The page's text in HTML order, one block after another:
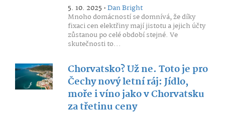
5. 10. 2025 •Dan Bright
Mnoho domácností se domnívá, že díky
fixaci cen elektřiny mají jistotu a jejich účty
zůstanou po celé období stejné. Ve
skutečnosti to...
Chorvatsko? Už ne. Toto je pro
Čechy nový letní ráj: Jídlo,
moře i víno jako v Chorvatsku
za třetinu ceny